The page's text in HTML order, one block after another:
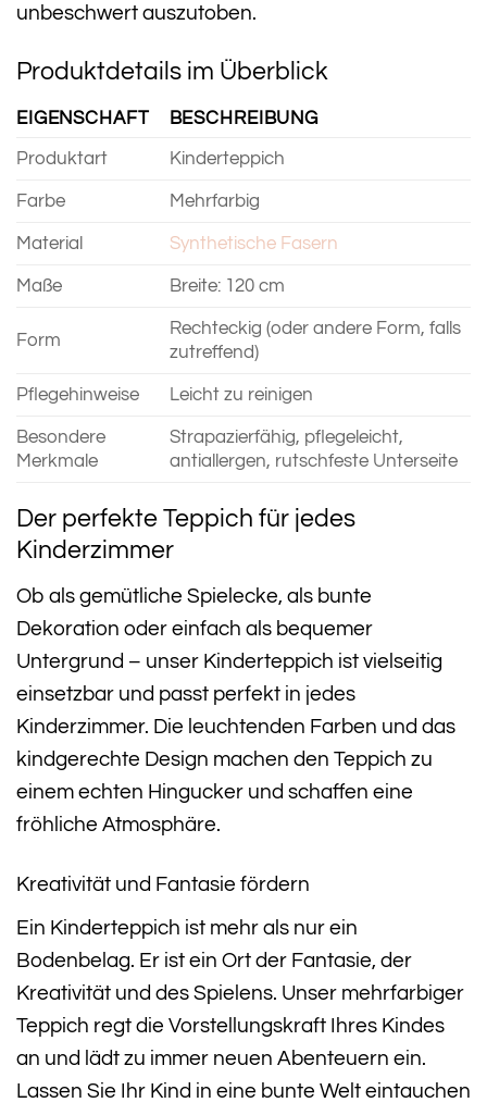
unbeschwert auszutoben.
Produktdetails im Überblick
EIGENSCHAFT BESCHREIBUNG
Produktart Kinderteppich
Farbe Mehrfarbig
Material Synthetische Fasern
Maße Breite: 120 cm
Form
Rechteckig (oder andere Form, falls
zutreffend)
Pflegehinweise Leicht zu reinigen
Besondere
Merkmale
Strapazierfähig, pflegeleicht,
antiallergen, rutschfeste Unterseite
Der perfekte Teppich für jedes
Kinderzimmer
Ob als gemütliche Spielecke, als bunte
Dekoration oder einfach als bequemer
Untergrund – unser Kinderteppich ist vielseitig
einsetzbar und passt perfekt in jedes
Kinderzimmer. Die leuchtenden Farben und das
kindgerechte Design machen den Teppich zu
einem echten Hingucker und schaffen eine
fröhliche Atmosphäre.
Kreativität und Fantasie fördern
Ein Kinderteppich ist mehr als nur ein
Bodenbelag. Er ist ein Ort der Fantasie, der
Kreativität und des Spielens. Unser mehrfarbiger
Teppich regt die Vorstellungskraft Ihres Kindes
an und lädt zu immer neuen Abenteuern ein.
Lassen Sie Ihr Kind in eine bunte Welt eintauchen